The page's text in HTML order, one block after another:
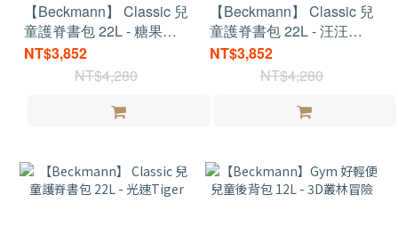
【Beckmann】 Classic 兒
童護脊書包 22L - 糖果小
公主
NT$3,852
NT$4,280
【Beckmann】 Classic 兒
童護脊書包 22L - 汪汪好
朋友
NT$3,852
NT$4,280